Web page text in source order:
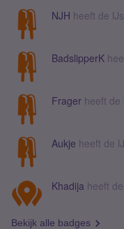
NJH heeft de
BadslipperK
Frager heeft de
Aukje heeft de
Khadija heeft
Bekijk alle badges